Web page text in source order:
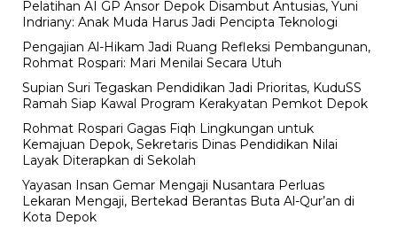
Pelatihan AI GP Ansor Depok Disambut Antusias, Yuni
Indriany: Anak Muda Harus Jadi Pencipta Teknologi
Pengajian Al-Hikam Jadi Ruang Refleksi Pembangunan,
Rohmat Rospari: Mari Menilai Secara Utuh
Supian Suri Tegaskan Pendidikan Jadi Prioritas, KuduSS
Ramah Siap Kawal Program Kerakyatan Pemkot Depok
Rohmat Rospari Gagas Fiqh Lingkungan untuk
Kemajuan Depok, Sekretaris Dinas Pendidikan Nilai
Layak Diterapkan di Sekolah
Yayasan Insan Gemar Mengaji Nusantara Perluas
Lekaran Mengaji, Bertekad Berantas Buta Al-Qur’an di
Kota Depok